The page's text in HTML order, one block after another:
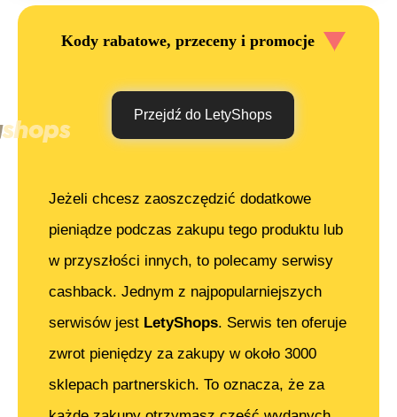
Kody rabatowe, przeceny i promocje
Przejdź do LetyShops
Jeżeli chcesz zaoszczędzić dodatkowe
pieniądze podczas zakupu tego produktu lub
w przyszłości innych, to polecamy serwisy
cashback. Jednym z najpopularniejszych
serwisów jest LetyShops. Serwis ten oferuje
zwrot pieniędzy za zakupy w około 3000
sklepach partnerskich. To oznacza, że za